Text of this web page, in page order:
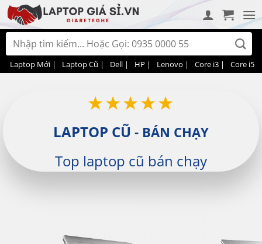
Bỏ
qua
nội
dung
Tìm
kiếm:
Laptop Mới | Laptop Cũ | Dell | HP | Lenovo | Core i3 | Core i5 |
LAPTOP CŨ - BÁN CHẠY
Top laptop cũ bán chạy